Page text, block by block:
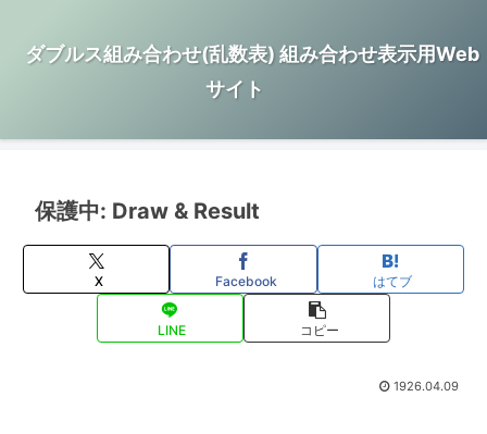
ダブルス組み合わせ(乱数表) 組み合わせ表示用Web
サイト
保護中: Draw & Result
X Facebook はてブ
LINE コピー
1926.04.09